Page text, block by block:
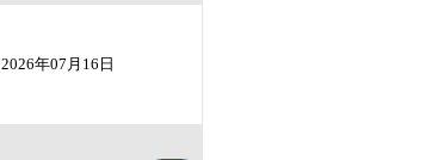
2026年07月16日